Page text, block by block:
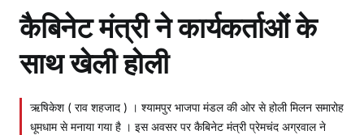
कैबिनेट मंत्री ने कार्यकर्ताओं के
साथ खेली होली
ऋषिकेश ( राव शहजाद ) । श्यामपुर भाजपा मंडल की ओर से होली मिलन समारोह
धूमधाम से मनाया गया है । इस अवसर पर कैबिनेट मंत्री प्रेमचंद अग्रवाल ने